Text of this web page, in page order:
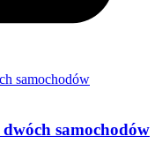
samochodów